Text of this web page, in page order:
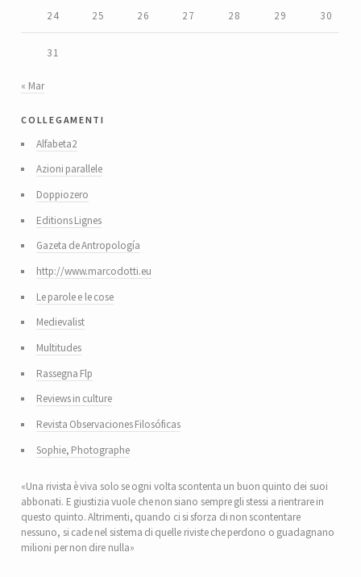
24 25 26 27 28 29 30
31
« Mar
collegamenti
Alfabeta2
Azioni parallele
Doppiozero
Editions Lignes
Gazeta de Antropología
http://www.marcodotti.eu
Le parole e le cose
Medievalist
Multitudes
Rassegna Flp
Reviews in culture
Revista Observaciones Filosóficas
Sophie, Photographe
«Una rivista è viva solo se ogni volta scontenta un buon quinto dei suoi
abbonati. E giustizia vuole che non siano sempre gli stessi a rientrare in
questo quinto. Altrimenti, quando ci si sforza di non scontentare
nessuno, si cade nel sistema di quelle riviste che perdono o guadagnano
milioni per non dire nulla»